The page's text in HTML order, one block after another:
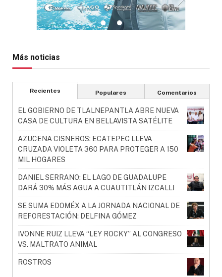
Más noticias
Recientes Populares Comentarios
EL GOBIERNO DE TLALNEPANTLA ABRE NUEVA
CASA DE CULTURA EN BELLAVISTA SATÉLITE
AZUCENA CISNEROS: ECATEPEC LLEVA
CRUZADA VIOLETA 360 PARA PROTEGER A 150
MIL HOGARES
DANIEL SERRANO: EL LAGO DE GUADALUPE
DARÁ 30% MÁS AGUA A CUAUTITLÁN IZCALLI
SE SUMA EDOMÉX A LA JORNADA NACIONAL DE
REFORESTACIÓN: DELFINA GÓMEZ
IVONNE RUIZ LLEVA “LEY ROCKY” AL CONGRESO
VS. MALTRATO ANIMAL
ROSTROS